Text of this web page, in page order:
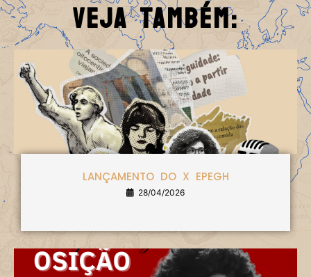
Veja Também:
LANÇAMENTO DO X EPEGH
28/04/2026